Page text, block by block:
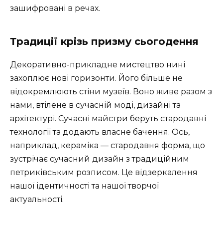
зашифровані в речах.
Традиції крізь призму сьогодення
Декоративно-прикладне мистецтво нині
захоплює нові горизонти. Його більше не
відокремлюють стіни музеїв. Воно живе разом з
нами, втілене в сучасній моді, дизайні та
архітектурі. Сучасні майстри беруть стародавні
технології та додають власне бачення. Ось,
наприклад, кераміка — стародавня форма, що
зустрічає сучасний дизайн з традиційним
петриківським розписом. Це відзеркалення
нашої ідентичності та нашої творчої
актуальності.